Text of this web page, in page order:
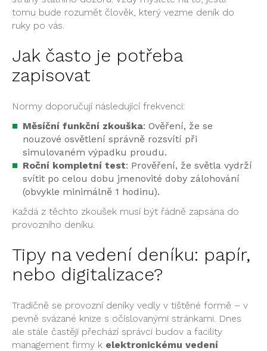
tomu bude rozumět člověk, který vezme deník do
ruky po vás.
Jak často je potřeba
zapisovat
Normy doporučují následující frekvenci:
Měsíční funkční zkouška: Ověření, že se
nouzové osvětlení správně rozsvítí při
simulovaném výpadku proudu.
Roční kompletní test: Prověření, že světla vydrží
svítit po celou dobu jmenovité doby zálohování
(obvykle minimálně 1 hodinu).
Každá z těchto zkoušek musí být řádně zapsána do
provozního deníku.
Tipy na vedení deníku: papír,
nebo digitalizace?
Tradičně se provozní deníky vedly v tištěné formě – v
pevně svázané knize s očíslovanými stránkami. Dnes
ale stále častěji přechází správci budov a facility
management firmy k elektronickému vedení